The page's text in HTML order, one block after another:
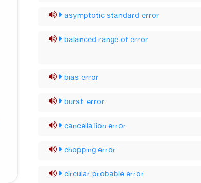
asymptotic standard error
balanced range of error
bias error
burst-error
cancellation error
chopping error
circular probable error